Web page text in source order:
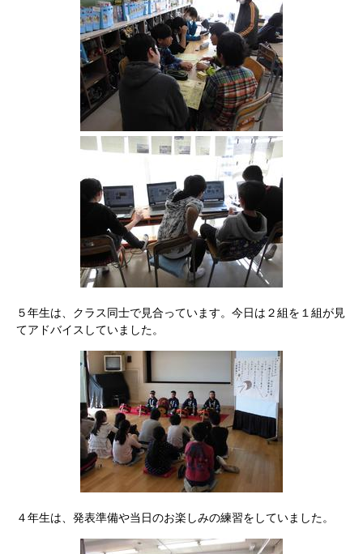
５年生は、クラス同士で見合っています。今日は２組を１組が見
てアドバイスしていました。
４年生は、発表準備や当日のお楽しみの練習をしていました。